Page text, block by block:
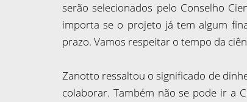
serão selecionados pelo Conselho
importa se o projeto já tem algum
prazo. Vamos respeitar o tempo da
Zanotto ressaltou o significado de
colaborar. Também não se pode ir a